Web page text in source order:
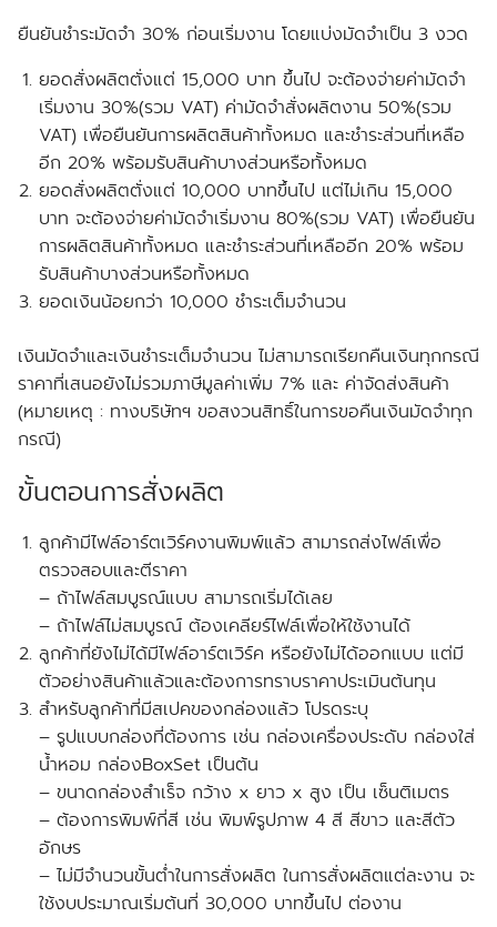
ยืนยันชำระมัดจำ 30% ก่อนเริ่มงาน โดยแบ่งมัดจำเป็น 3 งวด
ยอดสั่งผลิตตั่งแต่ 15,000 บาท ขึ้นไป จะต้องจ่ายค่ามัดจำ
เริ่มงาน 30%(รวม VAT) ค่ามัดจำสั่งผลิตงาน 50%(รวม
VAT) เพื่อยืนยันการผลิตสินค้าทั้งหมด และชำระส่วนที่เหลือ
อีก 20% พร้อมรับสินค้าบางส่วนหรือทั้งหมด
ยอดสั่งผลิตตั่งแต่ 10,000 บาทขึ้นไป แต่ไม่เกิน 15,000
บาท จะต้องจ่ายค่ามัดจำเริ่มงาน 80%(รวม VAT) เพื่อยืนยัน
การผลิตสินค้าทั้งหมด และชำระส่วนที่เหลืออีก 20% พร้อม
รับสินค้าบางส่วนหรือทั้งหมด
ยอดเงินน้อยกว่า 10,000 ชำระเต็มจำนวน
เงินมัดจำและเงินชำระเต็มจำนวน ไม่สามารถเรียกคืนเงินทุกกรณี
ราคาที่เสนอยังไม่รวมภาษีมูลค่าเพิ่ม 7% และ ค่าจัดส่งสินค้า
(หมายเหตุ : ทางบริษัทฯ ขอสงวนสิทธิ์ในการขอคืนเงินมัดจำทุก
กรณี)
ขั้นตอนการสั่งผลิต
ลูกค้ามีไฟล์อาร์ตเวิร์คงานพิมพ์แล้ว สามารถส่งไฟล์เพื่อ
ตรวจสอบและตีราคา
– ถ้าไฟล์สมบูรณ์แบบ สามารถเริ่มได้เลย
– ถ้าไฟล์ไม่สมบูรณ์ ต้องเคลียร์ไฟล์เพื่อให้ใช้งานได้
ลูกค้าที่ยังไม่ได้มีไฟล์อาร์ตเวิร์ค หรือยังไม่ได้ออกแบบ แต่มี
ตัวอย่างสินค้าแล้วและต้องการทราบราคาประเมินต้นทุน
สำหรับลูกค้าที่มีสเปคของกล่องแล้ว โปรดระบุ
– รูปแบบกล่องที่ต้องการ เช่น กล่องเครื่องประดับ กล่องใส่
น้ำหอม กล่องBoxSet เป็นต้น
– ขนาดกล่องสำเร็จ กว้าง x ยาว x สูง เป็น เซ็นติเมตร
– ต้องการพิมพ์กี่สี เช่น พิมพ์รูปภาพ 4 สี สีขาว และสีตัว
อักษร
– ไม่มีจำนวนขั้นต่ำในการสั่งผลิต ในการสั่งผลิตแต่ละงาน จะ
ใช้งบประมาณเริ่มต้นที่ 30,000 บาทขึ้นไป ต่องาน